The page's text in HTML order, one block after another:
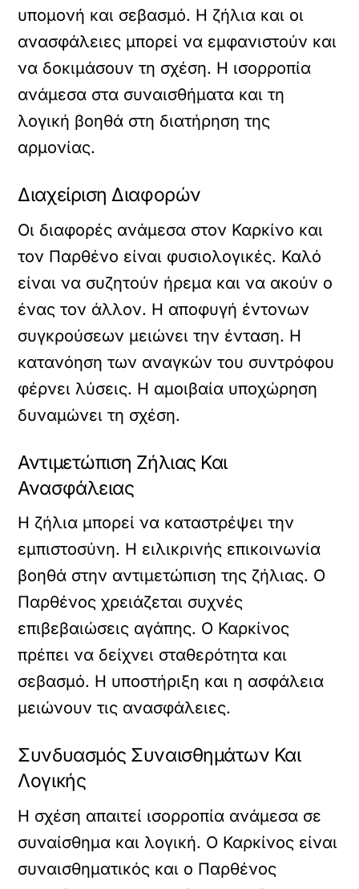
υπομονή και σεβασμό. Η ζήλια και οι
ανασφάλειες μπορεί να εμφανιστούν και
να δοκιμάσουν τη σχέση. Η ισορροπία
ανάμεσα στα συναισθήματα και τη
λογική βοηθά στη διατήρηση της
αρμονίας.
Διαχείριση Διαφορών
Οι διαφορές ανάμεσα στον Καρκίνο και
τον Παρθένο είναι φυσιολογικές. Καλό
είναι να συζητούν ήρεμα και να ακούν ο
ένας τον άλλον. Η αποφυγή έντονων
συγκρούσεων μειώνει την ένταση. Η
κατανόηση των αναγκών του συντρόφου
φέρνει λύσεις. Η αμοιβαία υποχώρηση
δυναμώνει τη σχέση.
Αντιμετώπιση Ζήλιας Και
Ανασφάλειας
Η ζήλια μπορεί να καταστρέψει την
εμπιστοσύνη. Η ειλικρινής επικοινωνία
βοηθά στην αντιμετώπιση της ζήλιας. Ο
Παρθένος χρειάζεται συχνές
επιβεβαιώσεις αγάπης. Ο Καρκίνος
πρέπει να δείχνει σταθερότητα και
σεβασμό. Η υποστήριξη και η ασφάλεια
μειώνουν τις ανασφάλειες.
Συνδυασμός Συναισθημάτων Και
Λογικής
Η σχέση απαιτεί ισορροπία ανάμεσα σε
συναίσθημα και λογική. Ο Καρκίνος είναι
συναισθηματικός και ο Παρθένος